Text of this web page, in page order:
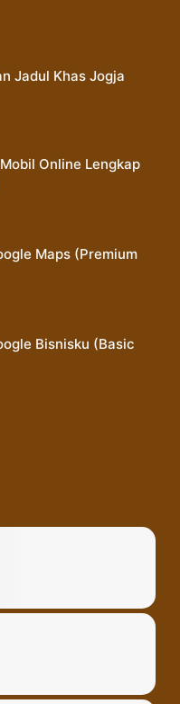
Jadul Khas Jogja
Online Lengkap
Maps (Premium
Bisnisku (Basic